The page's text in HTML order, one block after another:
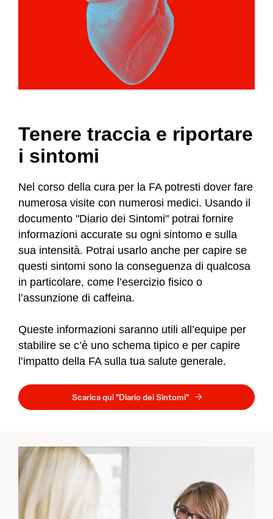
Tenere traccia e riportare
i sintomi
Nel corso della cura per la FA potresti dover fare
numerosa visite con numerosi medici. Usando il
documento "Diario dei Sintomi" potrai fornire
informazioni accurate su ogni sintomo e sulla
sua intensità. Potrai usarlo anche per capire se
questi sintomi sono la conseguenza di qualcosa
in particolare, come l’esercizio fisico o
l’assunzione di caffeina.
Queste informazioni saranno utili all’equipe per
stabilire se c’è uno schema tipico e per capire
l’impatto della FA sulla tua salute generale.
Scarica qui "Diario dei Sintomi"